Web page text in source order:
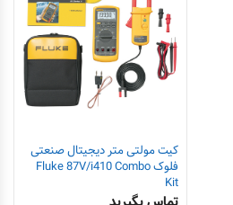
کیت مولتی متر دیجیتال صنعتی
فلوک Fluke 87V/i410 Combo
Kit